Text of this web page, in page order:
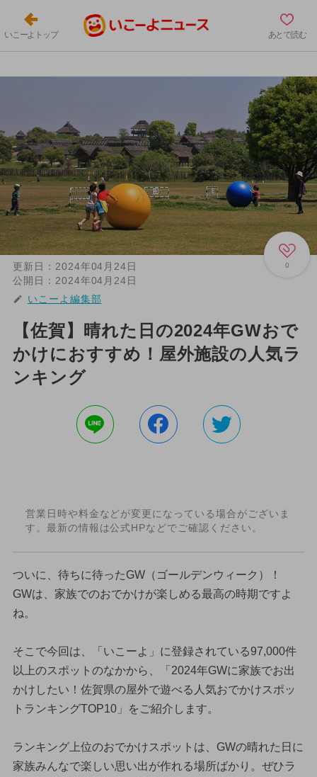
いこーよトップ あとで読む
0
更新日： 2024年04月24日
公開日： 2024年04月24日
いこーよ編集部
【佐賀】晴れた日の2024年GWおで
かけにおすすめ！屋外施設の人気ラ
ンキング
営業日時や料金などが変更になっている場合がございま
す。最新の情報は公式HPなどでご確認ください。
ついに、待ちに待ったGW（ゴールデンウィーク）！
GWは、家族でのおでかけが楽しめる最高の時期ですよ
ね。
そこで今回は、「いこーよ」に登録されている97,000件
以上のスポットのなかから、「2024年GWに家族でお出
かけしたい！佐賀県の屋外で遊べる人気おでかけスポッ
トランキングTOP10」をご紹介します。
ランキング上位のおでかけスポットは、GWの晴れた日に
家族みんなで楽しい思い出が作れる場所ばかり。ぜひラ